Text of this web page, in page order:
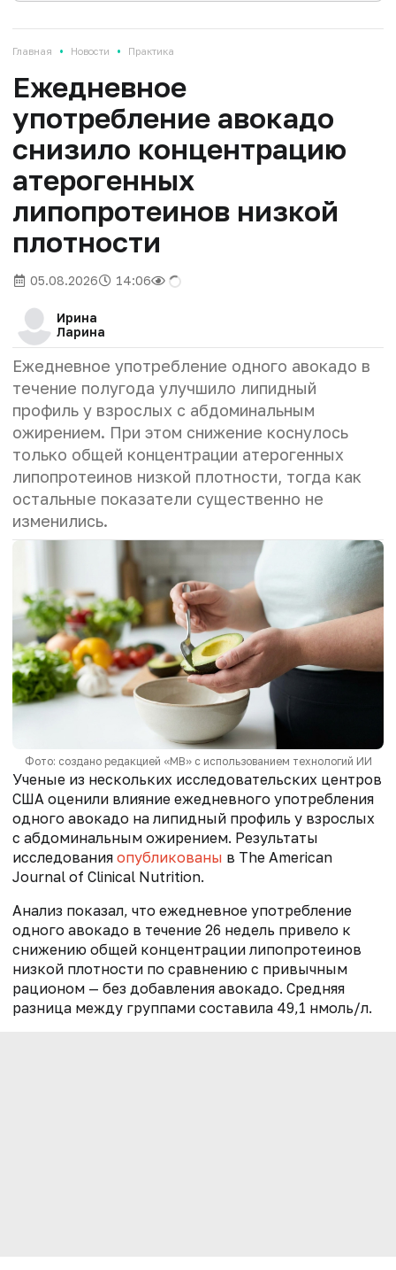
Главная • Новости • Практика
Ежедневное
употребление авокадо
снизило концентрацию
атерогенных
липопротеинов низкой
плотности
05.08.2026 14:06
Ирина
Ларина
Ежедневное употребление одного авокадо в
течение полугода улучшило липидный
профиль у взрослых с абдоминальным
ожирением. При этом снижение коснулось
только общей концентрации атерогенных
липопротеинов низкой плотности, тогда как
остальные показатели существенно не
изменились.
Фото: создано редакцией «МВ» с использованием технологий ИИ
Ученые из нескольких исследовательских центров
США оценили влияние ежедневного употребления
одного авокадо на липидный профиль у взрослых
с абдоминальным ожирением. Результаты
исследования опубликованы в The American
Journal of Clinical Nutrition.
Анализ показал, что ежедневное употребление
одного авокадо в течение 26 недель привело к
снижению общей концентрации липопротеинов
низкой плотности по сравнению с привычным
рационом — без добавления авокадо. Средняя
разница между группами составила 49,1 нмоль/л.